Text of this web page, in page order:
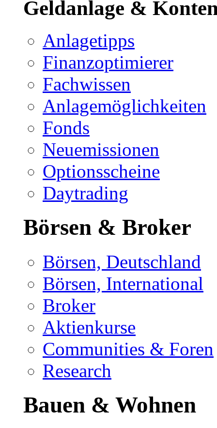
Geldanlage &
Anlagetipps
Finanzoptimierer
Fachwissen
Anlagemöglichkeiten
Fonds
Neuemissionen
Optionsscheine
Daytrading
Börsen & Broker
Börsen, Deutschland
Börsen, International
Broker
Aktienkurse
Communities & Foren
Research
Bauen & Wohnen